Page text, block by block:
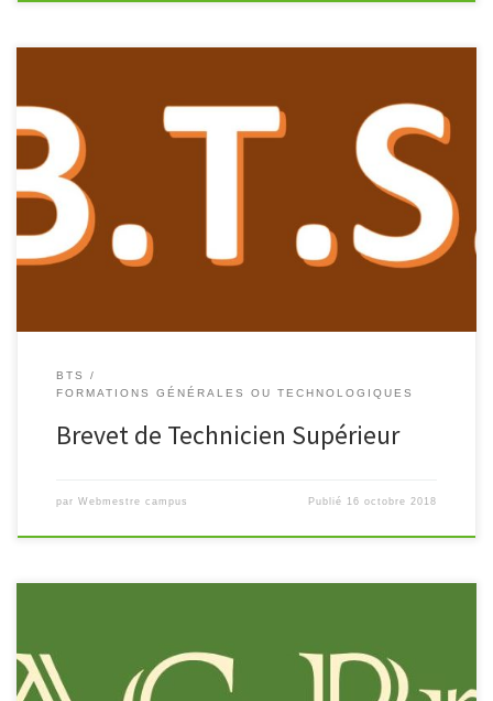
Économie Sociale et Familliale Maintenance des Matériels de
Construction et de Manutention Support à l’Action Managériale
Techniques et Services en Matériels Agricole Économie Sociale et
Familliale Le titulaire est un […]
BTS
FORMATIONS GÉNÉRALES OU TECHNOLOGIQUES
Brevet de Technicien Supérieur
par Webmestre campus Publié 16 octobre 2018
Assistant à la Gestion des Organisations et de leurs Activités